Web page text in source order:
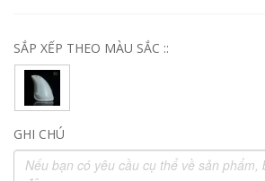
SẮP XẾP THEO MÀU SẮC ::
GHI CHÚ